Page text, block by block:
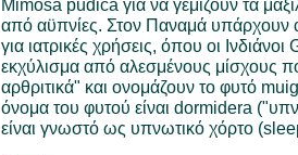
Mimosa pudica για να γεμίζουν τα
από αϋπνίες. Στον Παναμά υπάρχουν
για ιατρικές χρήσεις, όπου οι
εκχύλισμα από αλεσμένους μίσχους
αρθριτικά" και ονομάζουν το φυτό
όνομα του φυτού είναι dormidera
είναι γνωστό ως υπνωτικό χόρτο